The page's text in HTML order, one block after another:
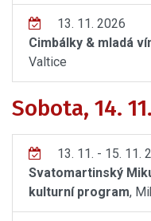
13. 11. 2026
Cimbálky & mladá
Valtice
Sobota, 14.
13. 11. - 15. 11.
Svatomartinský
kulturní program,